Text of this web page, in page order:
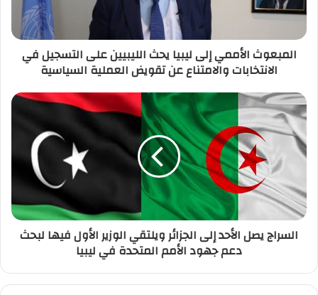
ك
ر
المبعوث الأممي إلى ليبيا يحث الليبيين على التسجيل في
الانتخابات والامتناع عن تقويض العملية السياسية
السراج يصل الأحد إلى الجزائر ويلتقي الوزير الأول فيها لبحث
دعم جهود الأمم المتحدة في ليبيا